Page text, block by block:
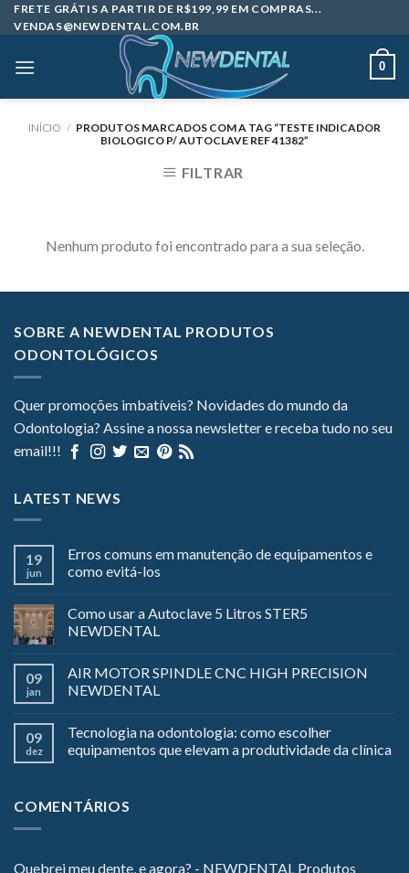
Skip
to
FRETE GRÁTIS A PARTIR DE R$199,99 EM COMPRAS...
VENDAS@NEWDENTAL.COM.BR
0
INÍCIO / PRODUTOS MARCADOS COM A TAG “TESTE INDICADOR
BIOLOGICO P/ AUTOCLAVE REF 41382”
FILTRAR
Nenhum produto foi encontrado para a sua seleção.
SOBRE A NEWDENTAL PRODUTOS
ODONTOLÓGICOS
Quer promoções imbatíveis? Novidades do mundo da
Odontologia? Assine a nossa newsletter e receba tudo no seu
email!!!
LATEST NEWS
19
jun
Erros comuns em manutenção de equipamentos e
como evitá-los
Como usar a Autoclave 5 Litros STER5
NEWDENTAL
09
jan
AIR MOTOR SPINDLE CNC HIGH PRECISION
NEWDENTAL
09
dez
Tecnologia na odontologia: como escolher
equipamentos que elevam a produtividade da clínica
COMENTÁRIOS
Quebrei meu dente, e agora? - NEWDENTAL Produtos